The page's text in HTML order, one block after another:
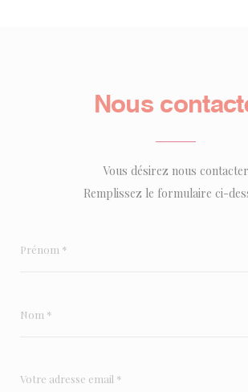
Nous
Vous désirez nous
Remplissez le formulaire ci-